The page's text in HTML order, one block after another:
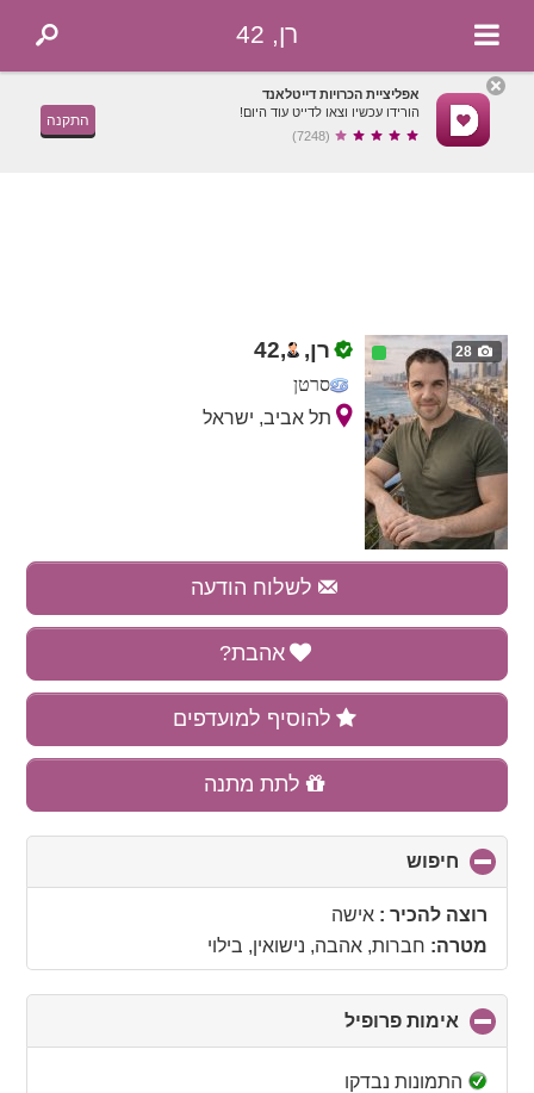
רן, 42
אפליציית הכרויות דייטלאנד
הורידו עכשיו וצאו לדייט עוד היום!
(7248)
התקנה
28 רן, ,
42
סרטן
תל אביב, ישראל
לשלוח הודעה
אהבת?
להוסיף למועדפים
לתת מתנה
חיפוש
to
collapseרוצה להכיר :אישה
מטרה: חברות, אהבה, נישואין, בילוי
אימות פרופיל
to
התמונות נבדקו